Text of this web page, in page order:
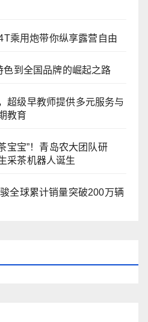
乘用炮带你纵享露营自由
色到全国品牌的崛起之路
超级早教师提供多元服务与
教育
宝宝”！青岛农大团队研
采茶机器人诞生
全球累计销量突破200万辆